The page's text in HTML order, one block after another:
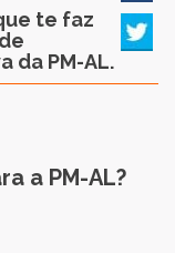
te faz
da PM-AL.
a PM-AL?